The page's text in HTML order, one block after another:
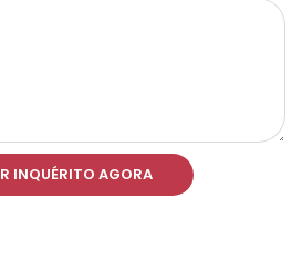
INQUÉRITO AGORA